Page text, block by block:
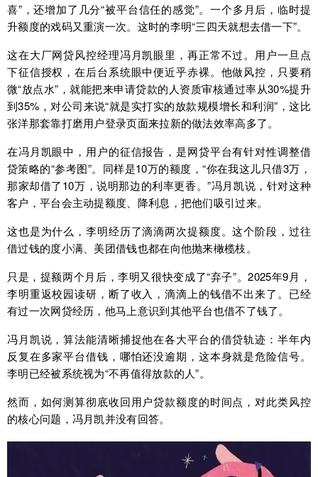
喜”，还增加了几分“被平台信任的感觉”。一个多月后，临时提
升额度的戏码又重演一次。这时的李明“三四天就想去借一下”。
这在大厂网贷风控经理冯月凯眼里，再正常不过。用户一旦点
下征信授权，在后台系统眼中便近乎赤裸。他做风控，只要稍
微“放点水”，就能把来申请贷款的人资质审核通过率从30%提升
到35%，对公司来说“就是实打实的放款规模增长和利润”，这比
张洋那套靠打磨用户登录页面来拉新的做法效率高多了。
在冯月凯眼中，用户的征信报告，是网贷平台有针对性调整借
贷策略的“参考图”。同样是10万的额度，“你在我这儿只借3万，
那家却借了10万，说明那边的利率更香。”冯月凯说，针对这种
客户，平台会主动提额度、降利息，把他们吸引过来。
这也是为什么，李明经历了滴滴两次提额度。这个阶段，过往
借过钱的度小满、美团借钱也都在向他抛来橄榄枝。
只是，提额两个月后，李明又很快变成了“弃子”。2025年9月，
李明重返校园读研，断了收入，滴滴上的钱借不出来了。已经
有过一次网贷经历，他马上意识到其他平台也借不了钱了。
冯月凯说，算法能清晰捕捉他在各大平台的借贷轨迹：半年内
反复在多家平台借钱，哪怕还没逾期，这本身就是危险信号。
李明已经被系统视为“不再值得放款的人”。
然而，如何测算彻底收回用户贷款额度的时间点，对此类风控
的核心问题，冯月凯并没有回答。